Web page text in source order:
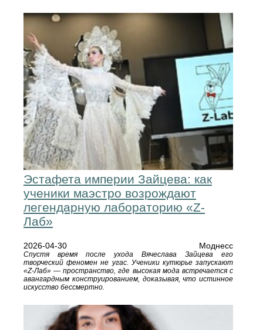
Эстафета империи Зайцева: как
ученики маэстро возрождают
легендарную лабораторию «Z-
Лаб»
2026-04-30 Моднесс
Спустя время после ухода Вячеслава Зайцева его
творческий феномен не угас. Ученики кутюрье запускают
«Z-Лаб» — пространство, где высокая мода встречается с
авангардным конструированием, доказывая, что истинное
искусство бессмертно.